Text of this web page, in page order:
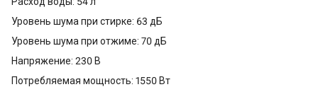
Уровень шума при стирке: 63 дБ
Уровень шума при отжиме: 70 дБ
Напряжение: 230 В
Потребляемая мощность: 1550 Вт